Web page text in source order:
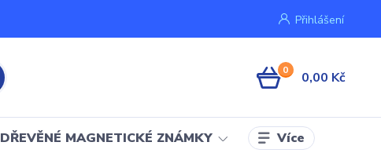
Přihlášení
0 0,00 Kč
DŘEVĚNÉ MAGNETICKÉ ZNÁMKY Více